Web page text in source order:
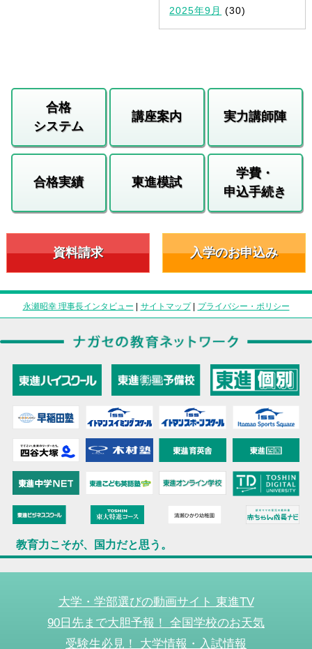
2025年9月 (30)
合格
システム
講座案内 実力講師陣
合格実績 東進模試
学費・
申込手続き
資料請求 入学のお申込み
永瀬昭幸 理事長インタビュー | サイトマップ| プライバシー・ポリシー
教育力こそが、国力だと思う。
大学・学部選びの動画サイト 東進TV
90日先まで大胆予報！ 全国学校のお天気
受験生必見！ 大学情報・入試情報